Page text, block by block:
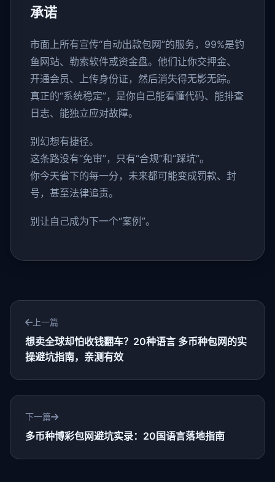
承诺
市面上所有宣传“自动出款包网”的服务，99%是钓
鱼网站、勒索软件或资金盘。他们让你交押金、
开通会员、上传身份证，然后消失得无影无踪。
真正的“系统稳定”，是你自己能看懂代码、能排查
日志、能独立应对故障。
别幻想有捷径。
这条路没有“免审”，只有“合规”和“踩坑”。
你今天省下的每一分，未来都可能变成罚款、封
号，甚至法律追责。
别让自己成为下一个“案例”。
上一篇
想卖全球却怕收钱翻车？20种语言 多币种包网的实
操避坑指南，亲测有效
下一篇
多币种博彩包网避坑实录：20国语言落地指南